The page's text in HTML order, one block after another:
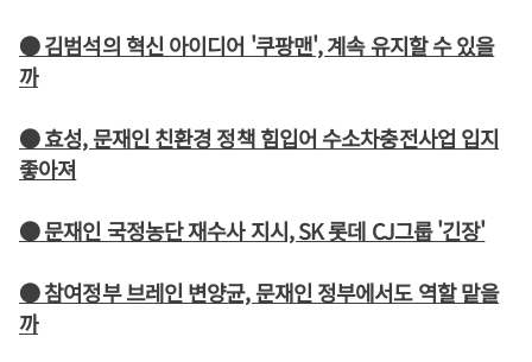
● 김범석의 혁신 아이디어 '쿠팡맨', 계속 유지할 수 있을
까
● 효성, 문재인 친환경 정책 힘입어 수소차충전사업 입지
좋아져
● 문재인 국정농단 재수사 지시, SK 롯데 CJ그룹 '긴장'
● 참여정부 브레인 변양균, 문재인 정부에서도 역할 맡을
까